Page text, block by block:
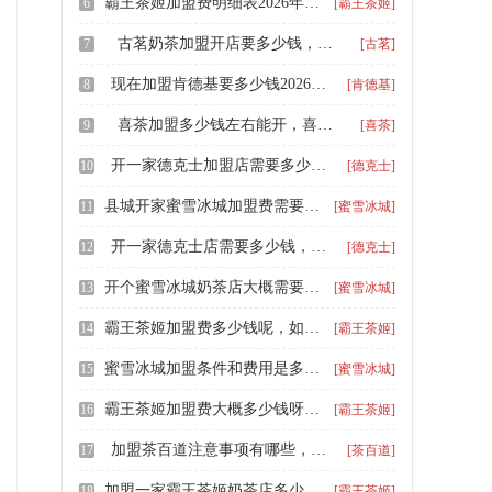
6 [霸王茶姬]
7 古茗奶茶加盟开店要多少钱，加盟古茗的费用要多少钱 [古茗]
8 现在加盟肯德基要多少钱2026，肯德基店铺怎么加盟开店 [肯德基]
9 喜茶加盟多少钱左右能开，喜茶加盟费用和条件一览 [喜茶]
10 开一家德克士加盟店需要多少钱，加盟德克士加盟费需要多少钱 [德克士]
11 县城开家蜜雪冰城加盟费需要多少钱，蜜雪冰城奶茶店加盟费大约需要多少钱 [蜜雪冰城]
12 开一家德克士店需要多少钱，乡镇加盟一家德克士 [德克士]
13 开个蜜雪冰城奶茶店大概需要多少钱，蜜雪冰城加盟费用明细表2024 [蜜雪冰城]
14 霸王茶姬加盟费多少钱呢，如何申请霸王茶姬加盟 [霸王茶姬]
15 蜜雪冰城加盟条件和费用是多少，怎么加盟蜜雪冰城奶茶店 [蜜雪冰城]
16 霸王茶姬加盟费大概多少钱呀，开奶茶店霸王茶姬加盟费多少钱 [霸王茶姬]
17 加盟茶百道注意事项有哪些，茶百道2026加盟一般要花费多少钱 [茶百道]